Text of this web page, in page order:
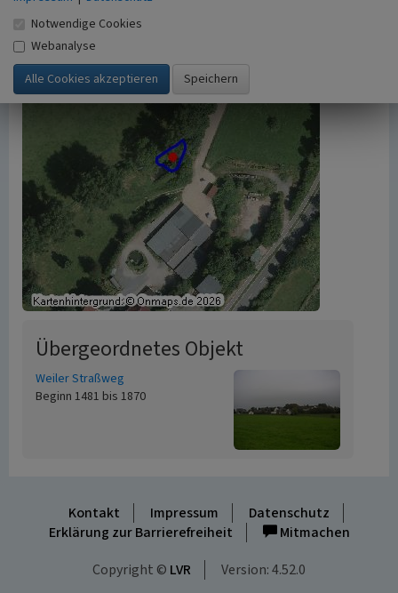
Übergeordnetes Objekt
Weiler Straßweg
Beginn 1481 bis 1870
Kontakt Impressum
Datenschutz
Erklärung zur Barrierefreiheit
Mitmachen
Copyright © LVR Version: 4.52.0
Notwendige Cookies
Webanalyse